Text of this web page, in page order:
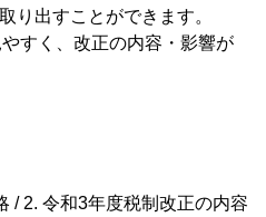
り出すことができます。
すく、改正の内容・影響が
/ 2. 令和3年度税制改正の内容